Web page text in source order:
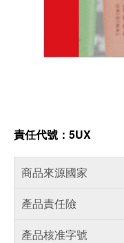
責任代號：5UX
商品來源國家
產品責任險
產品核准字號